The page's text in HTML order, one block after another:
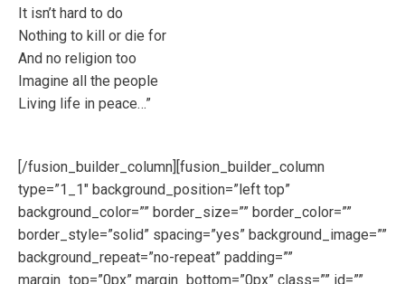
It isn’t hard to do
Nothing to kill or die for
And no religion too
Imagine all the people
Living life in peace…”
[/fusion_builder_column][fusion_builder_column
type=”1_1″ background_position=”left top”
background_color=”” border_size=”” border_color=””
border_style=”solid” spacing=”yes” background_image=””
background_repeat=”no-repeat” padding=””
margin_top=”0px” margin_bottom=”0px” class=”” id=””